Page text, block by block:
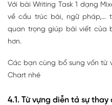
Với bài Writing Task 1 dạng
về cấu trúc bài, ngữ
quan trọng giúp bài viết của
hơn.
Các bạn cùng bổ sung vốn từ
Chart nhé
4.1. Từ vựng diễn tả sự thay